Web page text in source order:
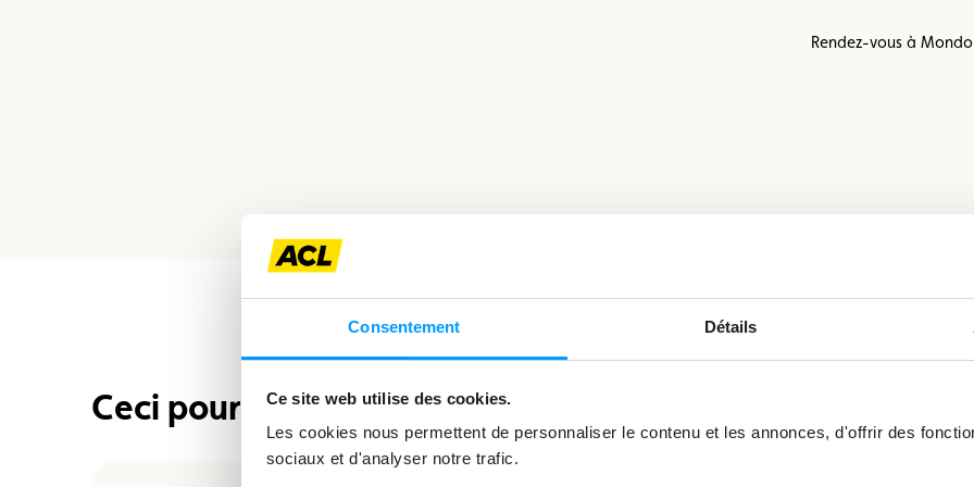
Consentement Détails
Ce site web utilise des cookies.
Les cookies nous permettent de personnaliser le contenu et les annonces, d'offrir des
sociaux et d'analyser notre trafic.
Rendez-vous à
Ceci pourrait également vous intéresser